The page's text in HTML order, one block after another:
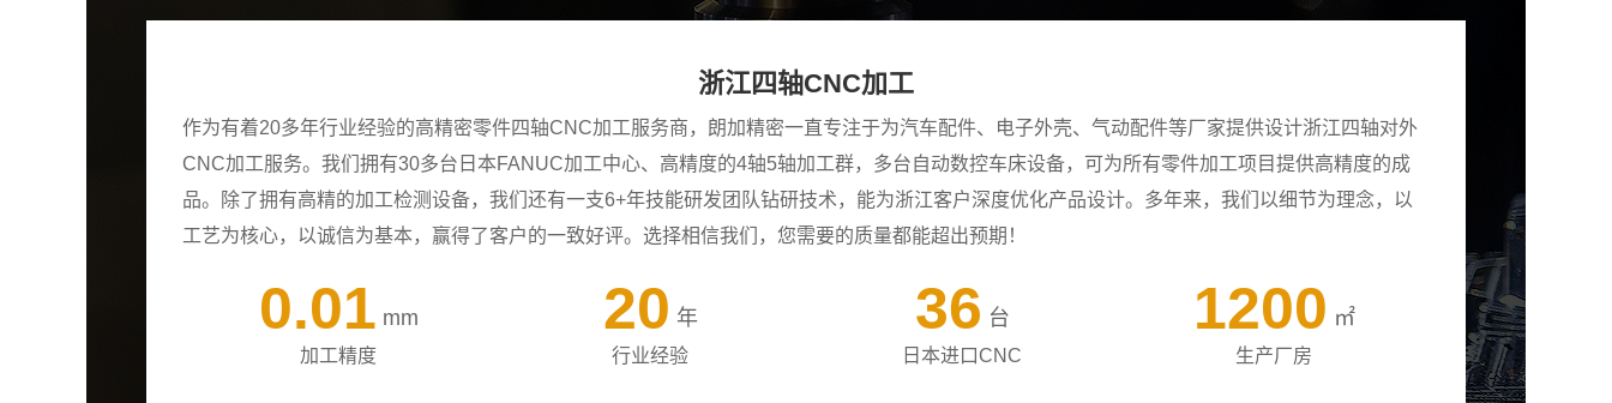
浙江四轴CNC加工
作为有着20多年行业经验的高精密零件四轴CNC加工服务商，朗加精密一直专注于为汽车配件、电子外壳、气动配件等厂家提供设计浙江四轴对外
CNC加工服务。我们拥有30多台日本FANUC加工中心、高精度的4轴5轴加工群，多台自动数控车床设备，可为所有零件加工项目提供高精度的成
品。除了拥有高精的加工检测设备，我们还有一支6+年技能研发团队钻研技术，能为浙江客户深度优化产品设计。多年来，我们以细节为理念，以
工艺为核心，以诚信为基本，赢得了客户的一致好评。选择相信我们，您需要的质量都能超出预期！
0.01 mm
加工精度
20 年
行业经验
36 台
日本进口CNC
1200 ㎡
生产厂房